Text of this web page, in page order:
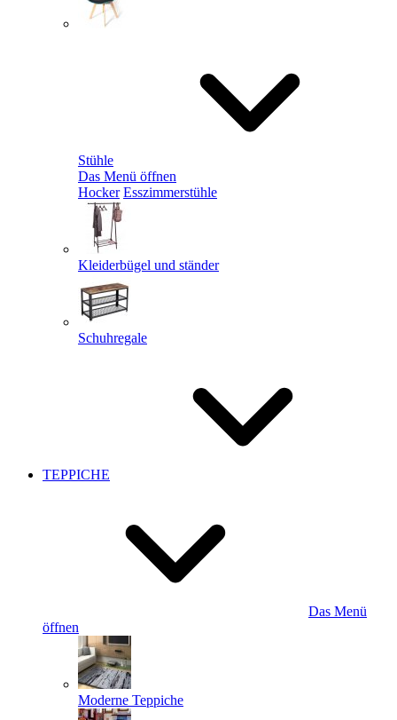
Stühle
Das Menü öffnen
Hocker Esszimmerstühle
Kleiderbügel und ständer
Schuhregale
TEPPICHE
Das Menü
öffnen
Moderne Teppiche